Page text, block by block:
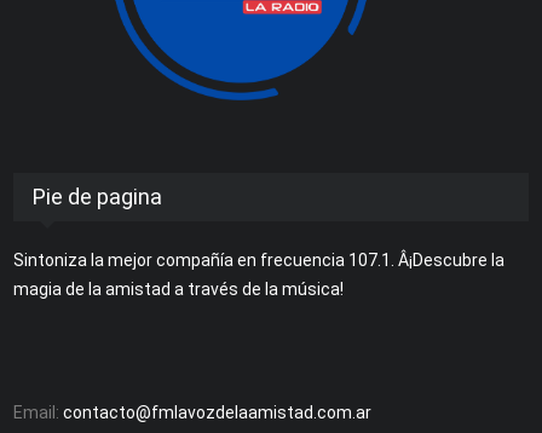
Pie de pagina
Sintoniza la mejor compañía en frecuencia 107.1. Â¡Descubre la
magia de la amistad a través de la música!
Email:contacto@fmlavozdelaamistad.com.ar